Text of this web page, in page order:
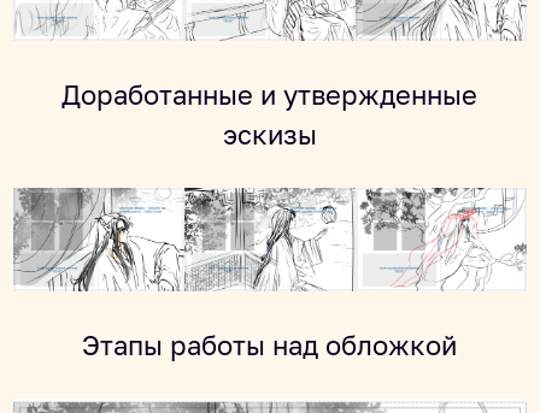
Доработанные и утвержденные
эскизы
Этапы работы над обложкой